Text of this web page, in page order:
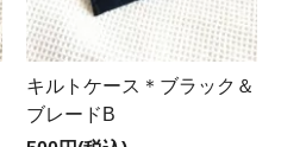
キルトケース＊ブラック＆
ブレードB